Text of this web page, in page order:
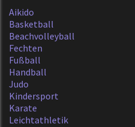
Aikido
Basketball
Beachvolleyball
Fechten
Fußball
Handball
Judo
Kindersport
Karate
Leichtathletik